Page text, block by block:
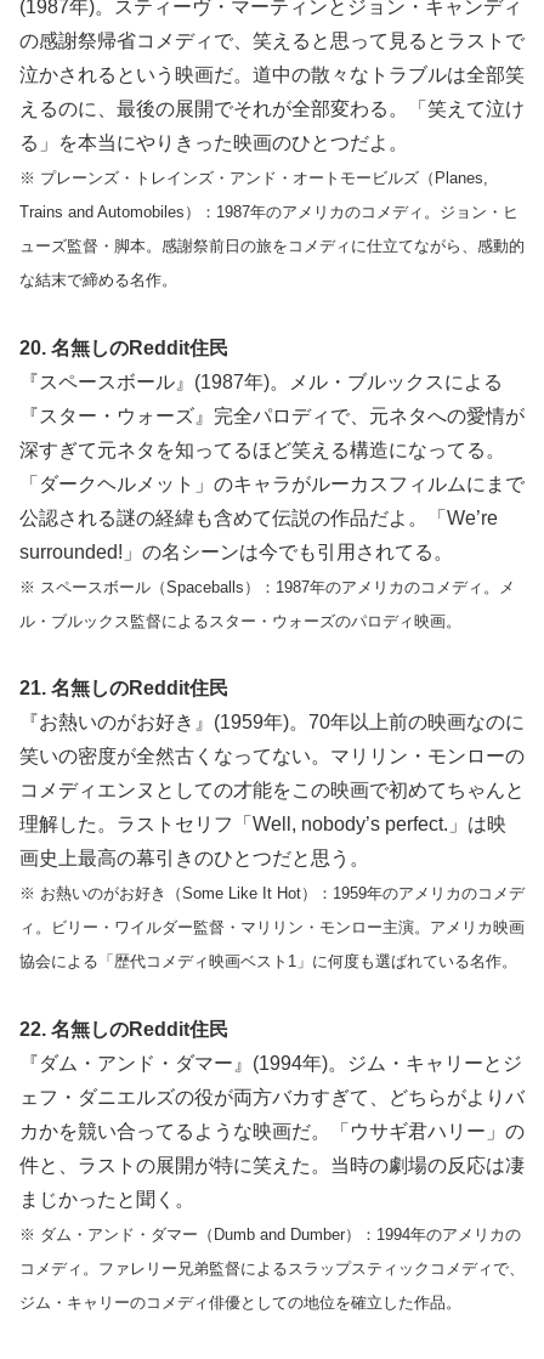
(1987年)。スティーヴ・マーティンとジョン・キャンディ
の感謝祭帰省コメディで、笑えると思って見るとラストで
泣かされるという映画だ。道中の散々なトラブルは全部笑
えるのに、最後の展開でそれが全部変わる。「笑えて泣け
る」を本当にやりきった映画のひとつだよ。
※ プレーンズ・トレインズ・アンド・オートモービルズ（Planes,
Trains and Automobiles）：1987年のアメリカのコメディ。ジョン・ヒ
ューズ監督・脚本。感謝祭前日の旅をコメディに仕立てながら、感動的
な結末で締める名作。
20. 名無しのReddit住民
『スペースボール』(1987年)。メル・ブルックスによる
『スター・ウォーズ』完全パロディで、元ネタへの愛情が
深すぎて元ネタを知ってるほど笑える構造になってる。
「ダークヘルメット」のキャラがルーカスフィルムにまで
公認される謎の経緯も含めて伝説の作品だよ。「We’re
surrounded!」の名シーンは今でも引用されてる。
※ スペースボール（Spaceballs）：1987年のアメリカのコメディ。メ
ル・ブルックス監督によるスター・ウォーズのパロディ映画。
21. 名無しのReddit住民
『お熱いのがお好き』(1959年)。70年以上前の映画なのに
笑いの密度が全然古くなってない。マリリン・モンローの
コメディエンヌとしての才能をこの映画で初めてちゃんと
理解した。ラストセリフ「Well, nobody’s perfect.」は映
画史上最高の幕引きのひとつだと思う。
※ お熱いのがお好き（Some Like It Hot）：1959年のアメリカのコメデ
ィ。ビリー・ワイルダー監督・マリリン・モンロー主演。アメリカ映画
協会による「歴代コメディ映画ベスト1」に何度も選ばれている名作。
22. 名無しのReddit住民
『ダム・アンド・ダマー』(1994年)。ジム・キャリーとジ
ェフ・ダニエルズの役が両方バカすぎて、どちらがよりバ
カかを競い合ってるような映画だ。「ウサギ君ハリー」の
件と、ラストの展開が特に笑えた。当時の劇場の反応は凄
まじかったと聞く。
※ ダム・アンド・ダマー（Dumb and Dumber）：1994年のアメリカの
コメディ。ファレリー兄弟監督によるスラップスティックコメディで、
ジム・キャリーのコメディ俳優としての地位を確立した作品。